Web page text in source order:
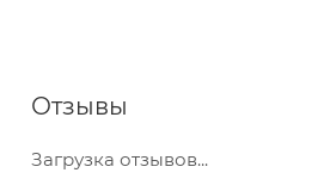
Отзывы
Загрузка отзывов...